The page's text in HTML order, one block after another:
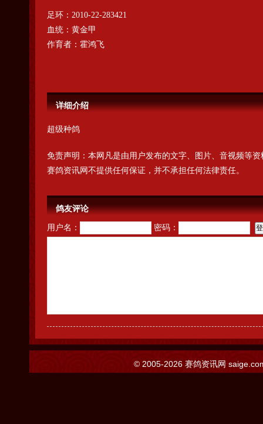
足环： 2010-22-283421
血统： 黄金甲
作育者： 霍鸿飞
详细介绍
超级种鸽
免责声明：本网凡是由用户发布的文字、图片、音视频等
赛鸽资讯网不提供任何保证，并不承担任何法律责任。
鸽友评论
用户名： 密码：
© 2005-2026 赛鸽资讯网